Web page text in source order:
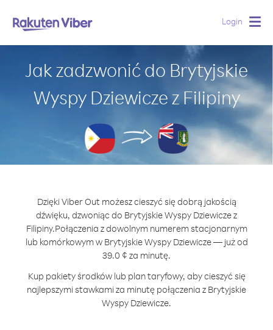
Login
Jak zadzwonić do Brytyjskie
Wyspy Dziewicze z Filipiny
Dzięki Viber Out możesz cieszyć się dobrą jakością
dźwięku, dzwoniąc do Brytyjskie Wyspy Dziewicze z
Filipiny.Połączenia z dowolnym numerem stacjonarnym
lub komórkowym w Brytyjskie Wyspy Dziewicze — już od
39.0 ¢ za minutę.
Kup pakiety środków lub plan taryfowy, aby cieszyć się
najlepszymi stawkami za minutę połączenia z Brytyjskie
Wyspy Dziewicze.